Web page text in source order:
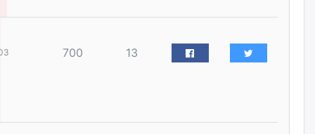
хууль хяналтын байгууллагаар
зогсоож, Арабын орнуудаас
700 13